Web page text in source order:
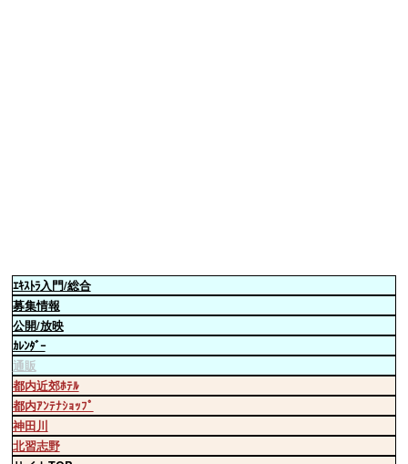
ｴｷｽﾄﾗ入門/総合
募集情報
公開/放映
ｶﾚﾝﾀﾞｰ
通販
都内近郊ﾎﾃﾙ
都内ｱﾝﾃﾅｼｮｯﾌﾟ
神田川
北習志野